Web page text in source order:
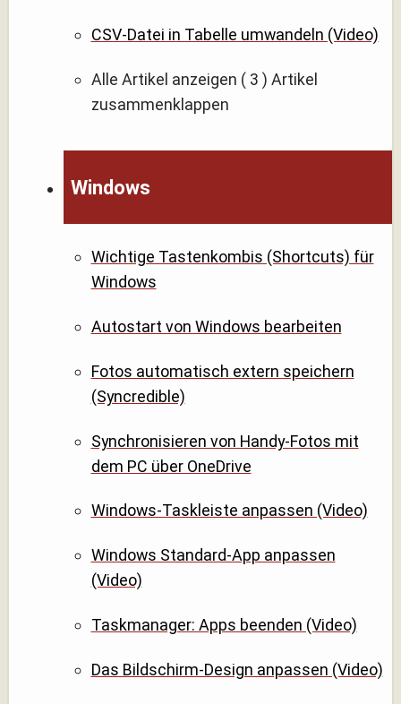
CSV-Datei in Tabelle umwandeln (Video)
Alle Artikel anzeigen ( 3 ) Artikel
zusammenklappen
Windows
Wichtige Tastenkombis (Shortcuts) für
Windows
Autostart von Windows bearbeiten
Fotos automatisch extern speichern
(Syncredible)
Synchronisieren von Handy-Fotos mit
dem PC über OneDrive
Windows-Taskleiste anpassen (Video)
Windows Standard-App anpassen
(Video)
Taskmanager: Apps beenden (Video)
Das Bildschirm-Design anpassen (Video)